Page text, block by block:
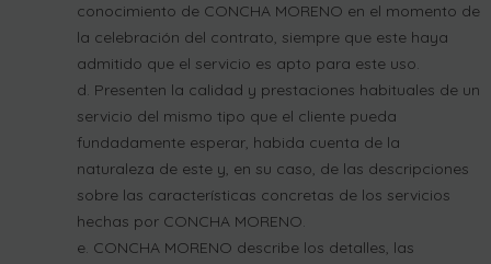
conocimiento de CONCHA MORENO en el momento de
la celebración del contrato, siempre que este haya
admitido que el servicio es apto para este uso.
Presenten la calidad y prestaciones habituales de un
servicio del mismo tipo que el cliente pueda
fundadamente esperar, habida cuenta de la
naturaleza de este y, en su caso, de las descripciones
sobre las características concretas de los servicios
hechas por CONCHA MORENO.
CONCHA MORENO describe los detalles, las